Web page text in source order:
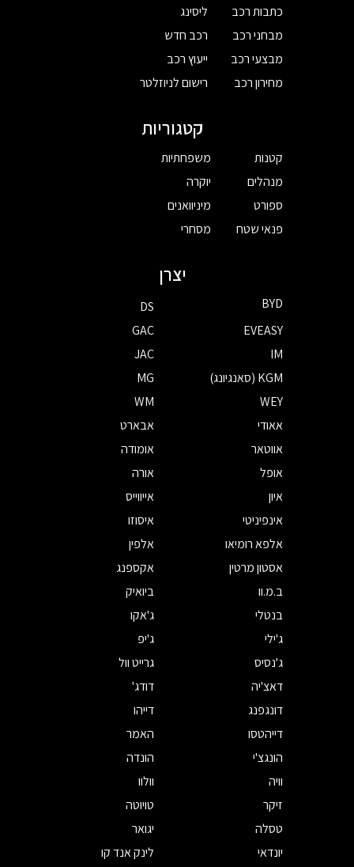
כתבות רכב
מבחני רכב
מבצעי רכב
מחירון רכב
ליסינג
רכב חדש
ייעוץ רכב
רישום לניוזלטר
קטגוריות
קטנות
מנהלים
ספורט
פנאי שטח
משפחתיות
יוקרה
מיניוואנים
מסחרי
יצרן
BYD
DS
EVEASY
GAC
IM
JAC
KGM (סאנגיונג)
MG
WEY
WM
אאודי
אבארט
אווטאר
אומודה
אופל
אורה
איון
אייווייס
אינפיניטי
איסוזו
אלפא רומיאו
אלפין
אסטון מרטין
אקספנג
ב.מ.וו
ביואיק
בנטלי
ג'אקו
ג'ילי
ג'יפ
ג'נסיס
גרייט וול
דאצ'יה
דודג'
דונגפנג
דייהו
דייהטסו
האמר
הונגצ'י
הונדה
וויה
וולוו
זיקר
טויוטה
טסלה
יגואר
יונדאי
לינק אנד קו